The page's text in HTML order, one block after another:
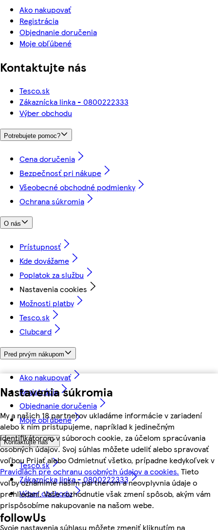
Nastavenia súkromia
My a našich 18 partnerov ukladáme informácie v zariadení
alebo k nim pristupujeme, napríklad k jedinečným
identifikátorom v súboroch cookie, za účelom spracúvania
osobných údajov. Svoj súhlas môžete udeliť alebo spravovať
voľbou Prijať alebo Odmietnuť všetko, prípadne kedykoľvek v
Pravidlách pre ochranu osobných údajov a cookies. Tieto
voľby oznámime našim partnerom a neovplyvnia údaje o
prehliadaní. Vaše rozhodnutie však zmení spôsob, akým vám
prispôsobíme nakupovanie na našom webe.
Svoje nastavenia súhlasu môžete zmeniť kliknutím na
Ako nakupovať
Registrácia
Objednanie doručenia
Moje obľúbené
Kontaktujte nás
Tesco.sk
Zákaznícka linka - 0800222333
Výber obchodu
Potrebujete pomoc?
Cena doručenia
Bezpečnosť pri nákupe
Všeobecné obchodné podmienky
Ochrana súkromia
O nás
Prístupnosť
Kde dovážame
Poplatok za službu
Nastavenia cookies
Možnosti platby
Tesco.sk
Clubcard
Pred prvým nákupom
Ako nakupovať
Registrácia
Objednanie doručenia
Moje obľúbené
Kontaktujte nás
Tesco.sk
Zákaznícka linka - 0800222333
Výber obchodu
followUs